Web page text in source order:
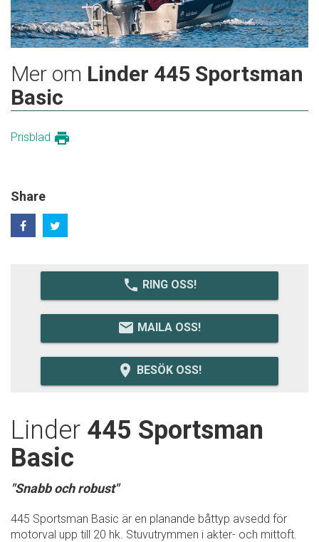
Mer om Linder 445 Sportsman
Basic
Prisblad print
Share
local_phone RING OSS!
email MAILA OSS!
room BESÖK OSS!
Linder 445 Sportsman
Basic
"Snabb och robust"
445 Sportsman Basic är en planande båttyp avsedd för
motorval upp till 20 hk. Stuvutrymmen i akter- och mittoft.